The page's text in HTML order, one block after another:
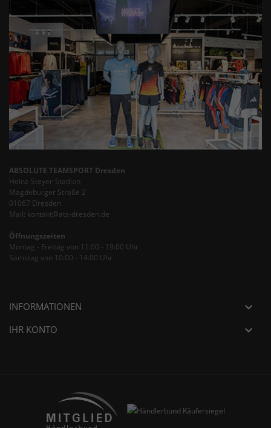
ABSOLUTE TEAMSPORT Dresden
Heinz-Steyer-Stadion
Magdeburger Straße 2
01067 Dresden
Mail: kontakt@ats-dresden.de
Öffnungszeiten
Montag - Freitag von 11:00 - 19:00 Uhr
Samstag von 10:00 - 14:00 Uhr
INFORMATIONEN 
IHR KONTO 